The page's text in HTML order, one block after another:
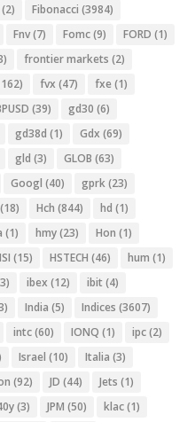
(2) Fibonacci (3984)
Fnv(7) Fomc(9) FORD (1)
frontier markets (2)
fvx (47) fxe (1)
(39) gd30 (6)
gd38d (1) Gdx (69)
gld (3) GLOB (63)
Googl (40) gprk(23)
(18) Hch (844) hd (1)
(1) hmy(23) Hon (1)
(15) HSTECH (46) hum (1)
ibex (12) ibit (4)
India (5) Indices (3607)
intc(60) IONQ (1) ipc(2)
Israel (10) Italia (3)
(92) JD (44) Jets (1)
(3) JPM (50) klac(1)